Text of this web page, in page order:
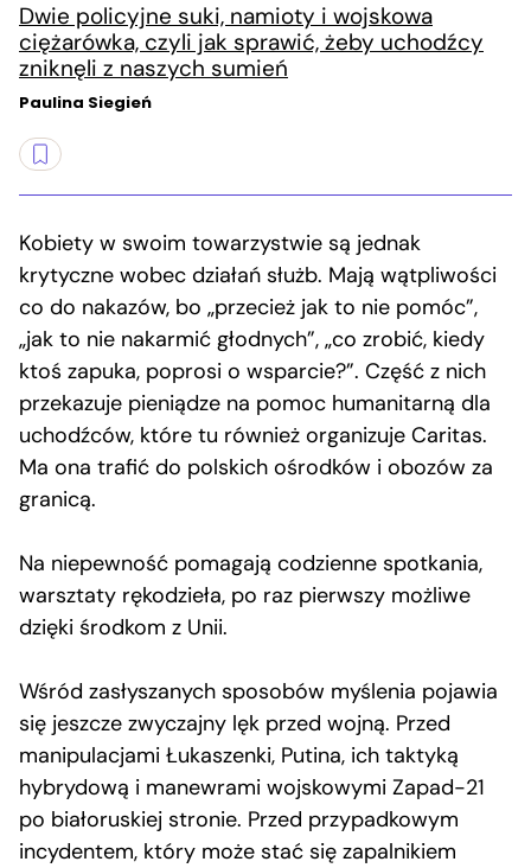
Dwie policyjne suki, namioty i wojskowa
ciężarówka, czyli jak sprawić, żeby uchodźcy
zniknęli z naszych sumień
Paulina Siegień
Kobiety w swoim towarzystwie są jednak
krytyczne wobec działań służb. Mają wątpliwości
co do nakazów, bo „przecież jak to nie pomóc”,
„jak to nie nakarmić głodnych”, „co zrobić, kiedy
ktoś zapuka, poprosi o wsparcie?”. Część z nich
przekazuje pieniądze na pomoc humanitarną dla
uchodźców, które tu również organizuje Caritas.
Ma ona trafić do polskich ośrodków i obozów za
granicą.
Na niepewność pomagają codzienne spotkania,
warsztaty rękodzieła, po raz pierwszy możliwe
dzięki środkom z Unii.
Wśród zasłyszanych sposobów myślenia pojawia
się jeszcze zwyczajny lęk przed wojną. Przed
manipulacjami Łukaszenki, Putina, ich taktyką
hybrydową i manewrami wojskowymi Zapad-21
po białoruskiej stronie. Przed przypadkowym
incydentem, który może stać się zapalnikiem